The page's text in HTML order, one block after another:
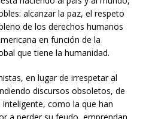
alcanzar la paz, el respeto
de los derechos humanos
en función de la
que tiene la humanidad.
en lugar de irrespetar al
discursos obsoletos, de
como la que han
a perder su feudo, emprendan